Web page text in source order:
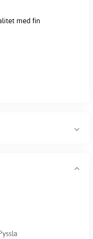
med fin